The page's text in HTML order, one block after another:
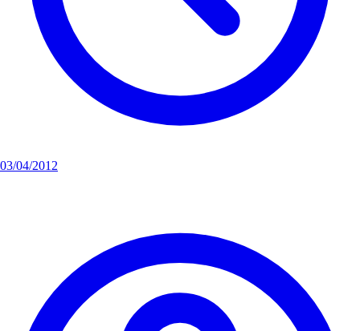
03/04/2012